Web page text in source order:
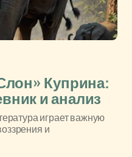
Куприна:
и анализ
играет важную
и